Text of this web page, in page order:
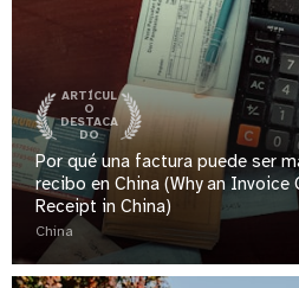
ARTÍCUL
O
DESTACA
DO
Por qué una factura puede ser
recibo en China (Why an Invoice
Receipt in China)
China